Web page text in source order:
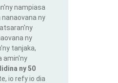
nampiasa
ny
ny
tanjaka,
amin'ny
ny 50
io refy io dia